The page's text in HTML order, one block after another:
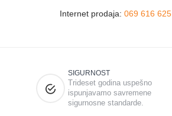
Internet prodaja: 069 616 625
SIGURNOST
Trideset godina uspešno
ispunjavamo savremene
sigurnosne standarde.